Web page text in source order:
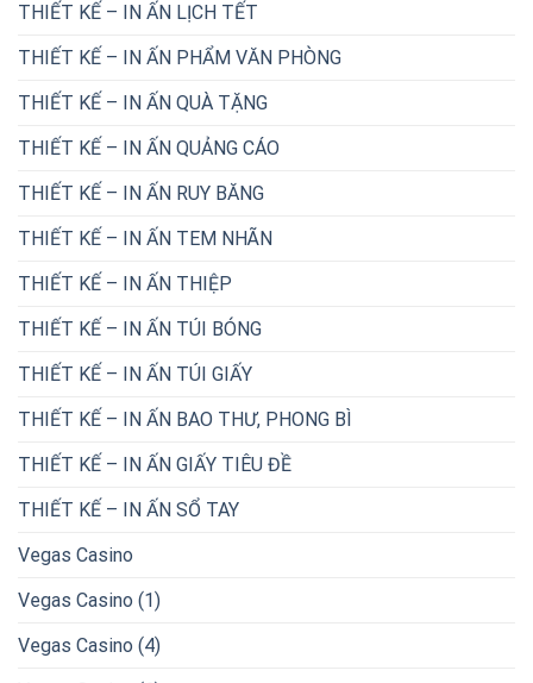
THIẾT KẾ – IN ẤN LỊCH TẾT
THIẾT KẾ – IN ẤN PHẨM VĂN PHÒNG
THIẾT KẾ – IN ẤN QUÀ TẶNG
THIẾT KẾ – IN ẤN QUẢNG CÁO
THIẾT KẾ – IN ẤN RUY BĂNG
THIẾT KẾ – IN ẤN TEM NHÃN
THIẾT KẾ – IN ẤN THIỆP
THIẾT KẾ – IN ẤN TÚI BÓNG
THIẾT KẾ – IN ẤN TÚI GIẤY
THIẾT KẾ – IN ẤN BAO THƯ, PHONG BÌ
THIẾT KẾ – IN ẤN GIẤY TIÊU ĐỀ
THIẾT KẾ – IN ẤN SỔ TAY
Vegas Casino
Vegas Casino (1)
Vegas Casino (4)